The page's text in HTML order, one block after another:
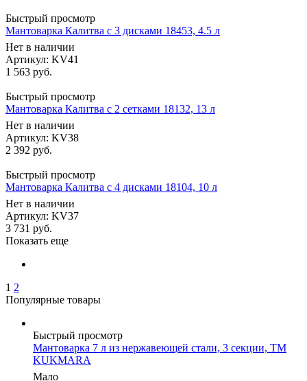
Быстрый просмотр
Мантоварка Калитва с 3 дисками 18453, 4.5 л
Нет в наличии
Артикул: KV41
1 563 руб.
Быстрый просмотр
Мантоварка Калитва с 2 сетками 18132, 13 л
Нет в наличии
Артикул: KV38
2 392 руб.
Быстрый просмотр
Мантоварка Калитва с 4 дисками 18104, 10 л
Нет в наличии
Артикул: KV37
3 731 руб.
Показать еще
1 2
Популярные товары
Быстрый просмотр
Мантоварка 7 л из нержавеющей стали, 3 секции, ТМ
KUKMARA
Мало